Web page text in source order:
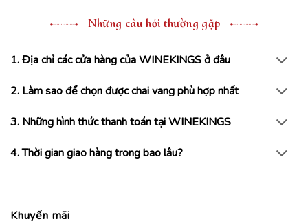
Khuyến mãi
Những câu hỏi thường gặp
1. Địa chỉ các cửa hàng của WINEKINGS ở đâu
2. Làm sao để chọn được chai vang phù hợp nhất
3. Những hình thức thanh toán tại WINEKINGS
4. Thời gian giao hàng trong bao lâu?